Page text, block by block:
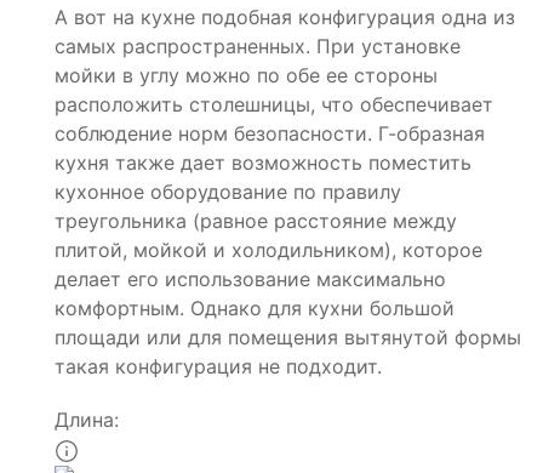
А вот на кухне подобная конфигурация одна из
самых распространенных. При установке
мойки в углу можно по обе ее стороны
расположить столешницы, что обеспечивает
соблюдение норм безопасности. Г-образная
кухня также дает возможность поместить
кухонное оборудование по правилу
треугольника (равное расстояние между
плитой, мойкой и холодильником), которое
делает его использование максимально
комфортным. Однако для кухни большой
площади или для помещения вытянутой формы
такая конфигурация не подходит.
Длина: